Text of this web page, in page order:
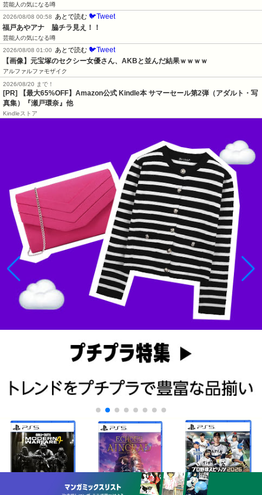
芸能人の気になる噂
2026/08/08 00:58
あとで読む 🐦Tweet
福戸あやアナ　脇チラ見え！！
芸能人の気になる噂
2026/08/08 01:00
あとで読む 🐦Tweet
【画像】元宝塚のセクシー女優さん、AKBと並んだ結果ｗｗｗｗ
アルファルファモザイク
2026/08/20 まで！
[PR]
【最大65%OFF】Amazon公式 Kindle本 サマーセール第2弾（アダルト・写
真集）『瀬戸環奈』他
Kindleストア